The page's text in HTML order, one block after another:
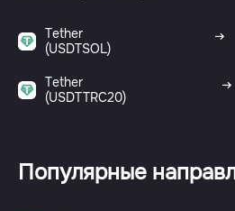
Tether
(USDTSOL)
Tether
(USDTTRC20)
Популярные